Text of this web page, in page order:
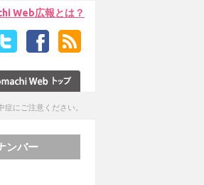
Web広報とは？
症にご注意ください。
ンバー